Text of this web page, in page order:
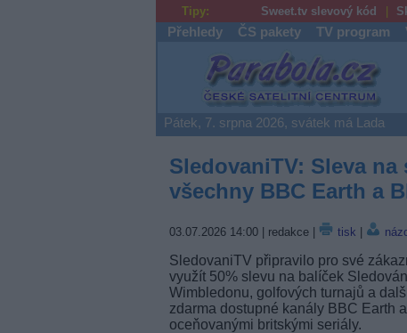
Tipy: Sweet.tv slevový kód
Přehledy ČS pakety TV program
Parabola.cz
Pátek, 7. srpna 2026, svátek má Lada
SledovaniTV: Sleva
všechny BBC Earth a
03.07.2026 14:00| redakce | tisk
SledovaniTV připravilo pro své
využít 50% slevu na balíček
Wimbledonu, golfových turnajů a
zdarma dostupné kanály BBC Earth
oceňovanými britskými seriály.